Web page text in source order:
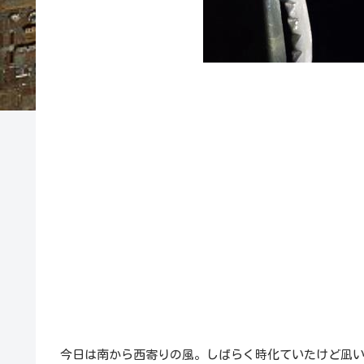
今日は南から西寄りの風。しばらく時化ていたけど凪い